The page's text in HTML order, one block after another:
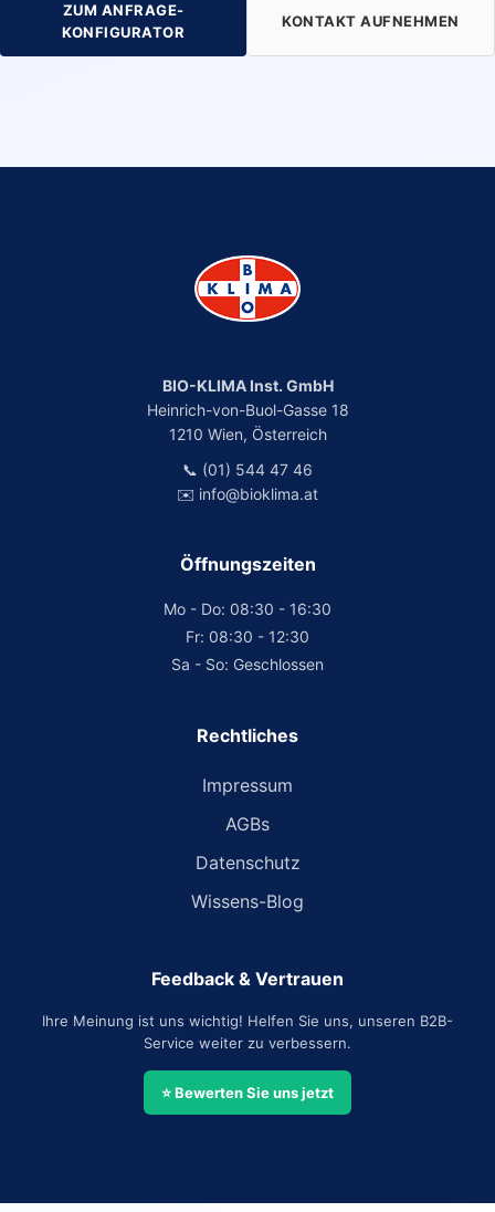
ZUM ANFRAGE-
KONFIGURATOR
KONTAKT AUFNEHMEN
BIO-KLIMA Inst. GmbH
Heinrich-von-Buol-Gasse 18
1210 Wien, Österreich
📞 (01) 544 47 46
✉️ info@bioklima.at
Öffnungszeiten
Mo - Do: 08:30 - 16:30
Fr: 08:30 - 12:30
Sa - So: Geschlossen
Rechtliches
Impressum
AGBs
Datenschutz
Wissens-Blog
Feedback & Vertrauen
Ihre Meinung ist uns wichtig! Helfen Sie uns, unseren B2B-
Service weiter zu verbessern.
⭐ Bewerten Sie uns jetzt